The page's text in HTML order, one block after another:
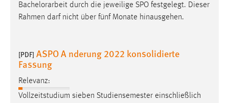
Bachelorarbeit durch die jeweilige SPO festgelegt. Dieser
Rahmen darf nicht über fünf Monate hinausgehen.
[PDF] ASPO A nderung 2022 konsolidierte
Fassung
Relevanz:
Vollzeitstudium sieben Studiensemester einschließlich